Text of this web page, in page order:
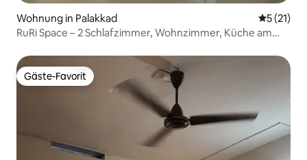
Wohnung in Palakkad
5 (21)
RuRi Space – 2 Schlafzimmer, Wohnzimmer, Küche am
Gäste-Favorit
Gäste-Favorit